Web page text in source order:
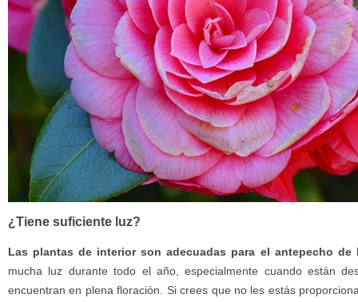
¿Tiene suficiente luz?
Las plantas de interior son adecuadas para el antepecho de
mucha luz durante todo el año, especialmente cuando están
encuentran en plena floración. Si crees que no les estás